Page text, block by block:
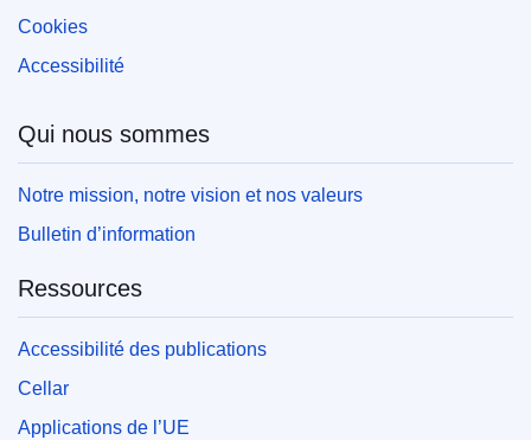
Cookies
Accessibilité
Qui nous sommes
Notre mission, notre vision et nos valeurs
Bulletin d’information
Ressources
Accessibilité des publications
Cellar
Applications de l’UE